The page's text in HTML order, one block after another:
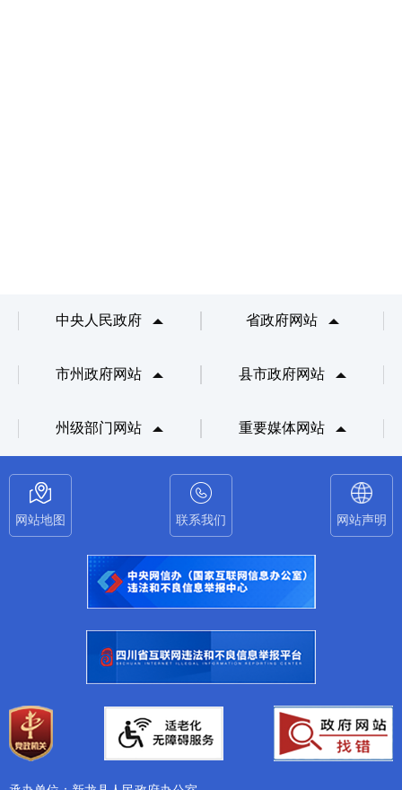
中央人民政府 省政府网站
市州政府网站 县市政府网站
州级部门网站 重要媒体网站
网站地图 联系我们 网站声明